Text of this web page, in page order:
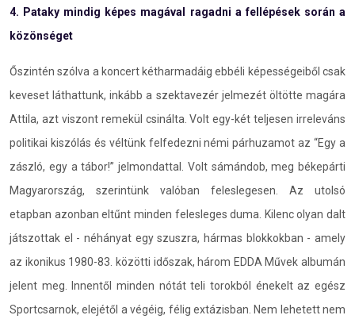
4. Pataky mindig képes magával ragadni a fellépések során a
közönséget
Őszintén szólva a koncert kétharmadáig ebbéli képességeiből csak
keveset láthattunk, inkább a szektavezér jelmezét öltötte magára
Attila, azt viszont remekül csinálta. Volt egy-két teljesen irreleváns
politikai kiszólás és véltünk felfedezni némi párhuzamot az “Egy a
zászló, egy a tábor!” jelmondattal. Volt sámándob, meg békepárti
Magyarország, szerintünk valóban feleslegesen. Az utolsó
etapban azonban eltűnt minden felesleges duma. Kilenc olyan dalt
játszottak el - néhányat egy szuszra, hármas blokkokban - amely
az ikonikus 1980-83. közötti időszak, három EDDA Művek albumán
jelent meg. Innentől minden nótát teli torokból énekelt az egész
Sportcsarnok, elejétől a végéig, félig extázisban. Nem lehetett nem